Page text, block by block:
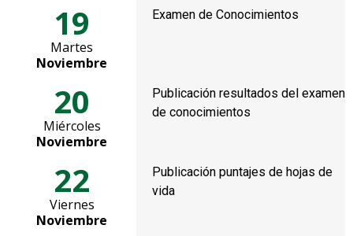
19
Martes
Noviembre
Examen de Conocimientos
20
Miércoles
Noviembre
Publicación resultados del examen
de conocimientos
22
Viernes
Noviembre
Publicación puntajes de hojas de
vida